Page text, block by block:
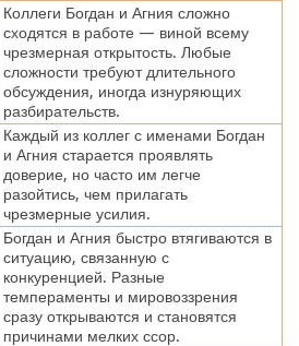
Коллеги Богдан и Агния сложно
сходятся в работе — виной всему
чрезмерная открытость. Любые
сложности требуют длительного
обсуждения, иногда изнуряющих
разбирательств.
Каждый из коллег с именами Богдан
и Агния старается проявлять
доверие, но часто им легче
разойтись, чем прилагать
чрезмерные усилия.
Богдан и Агния быстро втягиваются в
ситуацию, связанную с
конкуренцией. Разные
темпераменты и мировоззрения
сразу открываются и становятся
причинами мелких ссор.